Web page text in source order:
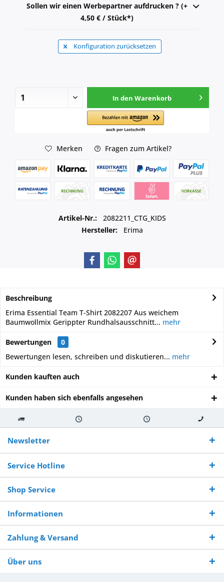
Sollen wir einen Werbepartner aufdrucken ? (+
4,50 € / Stück*)
Konfiguration zurücksetzen
In den Warenkorb
Merken Fragen zum Artikel?
Artikel-Nr.:
2082211_CTG_KIDS
Hersteller:
Erima
Beschreibung
Erima Essential Team T-Shirt 2082207 Aus weichem
Baumwollmix Gerippter Rundhalsausschnitt... mehr
Bewertungen
0
Bewertungen lesen, schreiben und diskutieren... mehr
Kunden kauften auch
Kunden haben sich ebenfalls angesehen
Kostenloser
Versand ab €
250,-
Versand innerhalb von Versand von So erreichen
Sie uns 0160
970 511 90
Newsletter
Service Hotline
Shop Service
Informationen
Zahlung & Versand
Über uns